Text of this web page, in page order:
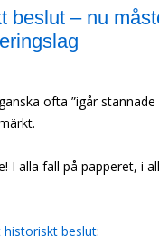
beslut – nu
ofta ”igår stannade
I alla fall på papperet, i
historiskt beslut: